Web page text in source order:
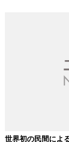
世界初の民間によ